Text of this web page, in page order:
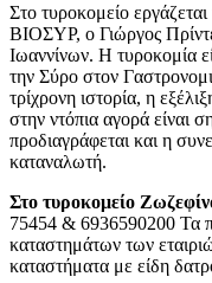
Στο τυροκομείο
ΒΙΟΣΥΡ, ο Γιώργος
Ιωαννίνων. Η τυροκομία
την Σύρο στον
τρίχρονη ιστορία, η
στην ντόπια αγορά είναι
προδιαγράφεται και η
καταναλωτή.
Στο τυροκομείο
75454 & 6936590200 Τα
καταστημάτων των
καταστήματα με είδη